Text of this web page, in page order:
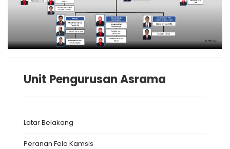
Unit Pengurusan Asrama
Latar Belakang
Peranan Felo Kamsis